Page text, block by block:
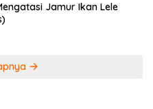
Jamur Ikan Lele